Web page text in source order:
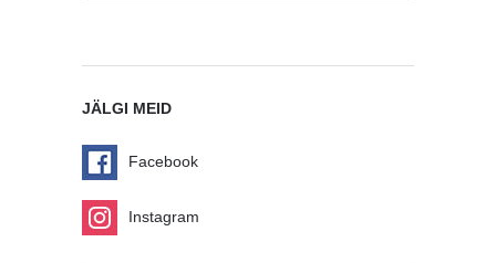
JÄLGI MEID
Facebook
Instagram